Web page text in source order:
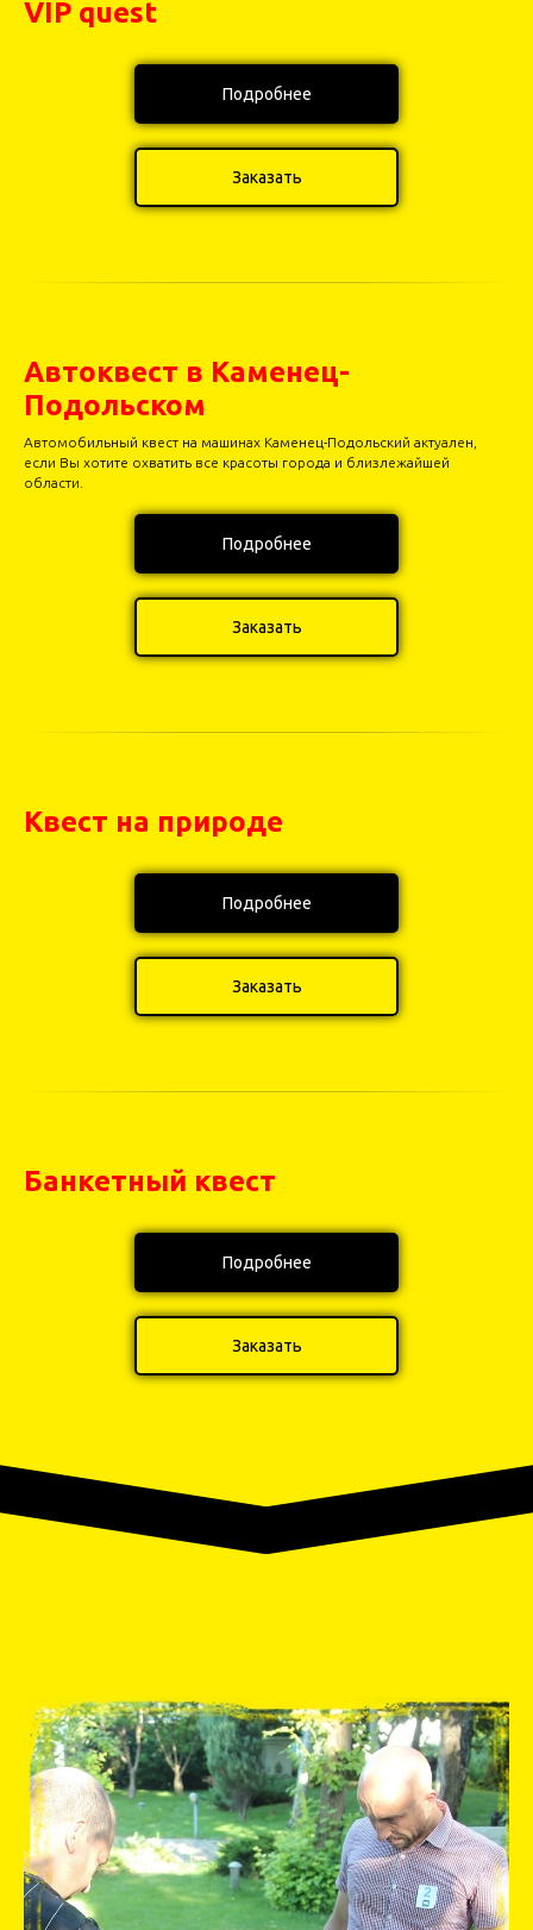
VIP quest
Подробнее
Заказать
Автоквест в Каменец-
Подольском
Автомобильный квест на машинах Каменец-Подольский актуален,
если Вы хотите охватить все красоты города и близлежайшей
области.
Подробнее
Заказать
Квест на природе
Подробнее
Заказать
Банкетный квест
Подробнее
Заказать